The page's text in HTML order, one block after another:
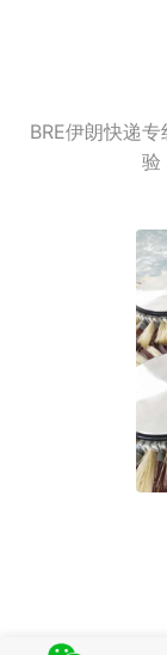
BRE伊朗快递
验